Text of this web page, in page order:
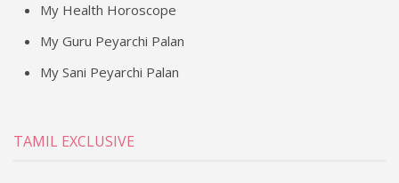
My Health Horoscope
My Guru Peyarchi Palan
My Sani Peyarchi Palan
TAMIL EXCLUSIVE